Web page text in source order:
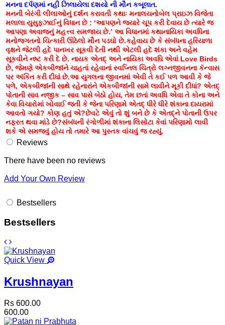
મનના દર્પણમાં નહીં ઝિલાયેલા દશયો ની મૌન કબૂલાત.
મનની બેરંગી લીલાઓનું દર્શન કરાવતી કથાઃ મનાલયનોબેલ પ્રાઇઝ વિજેતા
મલાલા યુસુફઝાઈનું વિધાન છે : ‘આપણને જ્યારે ચૂપ કરી દેવાય છે ત્યારે જ
આપણા અવાજનું મહત્ત્વ સમજાય છે.’ આ વિધાનમાં કથાનાયિકા અવધિના
મનોજગતનો ચિત્કારી ઊઠેલો મૌન પડઘો છે.કહેવાય છે કે સંબંધના હરિયાળા
વૃક્ષને જેટલી હદે પાનખર સૂકવી દેતી નથી એટલી હદે શંકા અને વહેમ
સૂકવીને નષ્ટ કરી દે છે. નાયક એતદ્ અને નાયિકા અવધિ એવાં Love Birds
છે, જેમણે એકબીજાંને ચાહતાં રહેવાનાં સ્વપ્નિલ ચિત્રો લગ્નજીવનના કૅન્વાસ
પર અંકિત કરી દીધાં છે.આ યુગલના જીવનમાં એવી તે કઈ પળ આવી કે જે
પળે, એકબીજાંની સાથે રહેનારાંને એકબીજાંની સામે લાવીને મૂકી દીધાં? એતદ્
પોતાની સાવ નજીક – સાવ પાસે બેઠો હોય, તેમ છતાં અવધિ એવા તે કોના અને
કેવા વિચારોમાં ખોવાઈ જતી કે જેના પરિણામે એતદ્ ધીરે ધીરે શંકાના દાયરામાં
આવતો ગયો? કોણ હતું એ?છેવટે એવું તો શું બને છે કે એતદ‌્ને પોતાની ઉપર
નફરત થવા માંડે છે?સંબંધની રંગોળીમાં શંકાના લિસોટા કેવાં પરિણામો લાવી
શકે એ સમજવું હોય તો તમારે આ પુસ્તક વાંચવું જ રહ્યું.
Reviews
There have been no reviews
Add Your Own Review
Bestsellers
Bestsellers
Quick View
Krushnayan
Rs 600.00
600.00